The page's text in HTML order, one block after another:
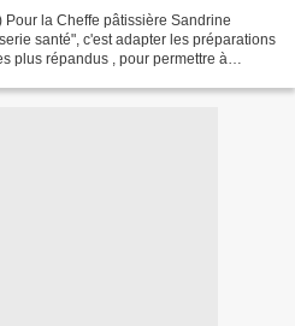
la Cheffe pâtissière Sandrine
santé", c'est adapter les préparations
plus répandus , pour permettre à